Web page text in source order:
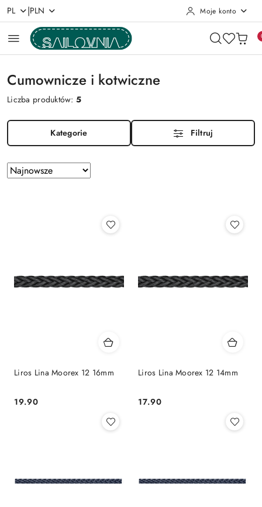
Przejdź do treści głównej
Przejdź do wyszukiwarki
Przejdź do moje konto
Przejdź do menu głównego
Przejdź do stopki
PL |PLN Moje konto
Cumownicze i kotwiczne
Liczba produktów:5
Kategorie Filtruj
Zastosowano
sortowanie:
Sortuj
według
Liros Lina Moorex 12 16mm
Cena:
19.90
Liros Lina Moorex 12 14mm
Cena:
17.90